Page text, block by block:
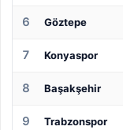
6 Göztepe
7 Konyaspor
8 Başakşehir
9 Trabzonspor